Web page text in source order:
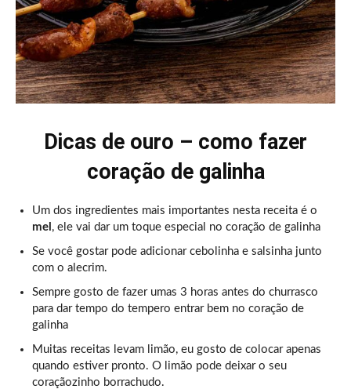
Dicas de ouro – como fazer
coração de galinha
Um dos ingredientes mais importantes nesta receita é o
mel , ele vai dar um toque especial no coração de galinha
Se você gostar pode adicionar cebolinha e salsinha junto
com o alecrim.
Sempre gosto de fazer umas 3 horas antes do churrasco
para dar tempo do tempero entrar bem no coração de
galinha
Muitas receitas levam limão, eu gosto de colocar apenas
quando estiver pronto. O limão pode deixar o seu
coraçãozinho borrachudo.